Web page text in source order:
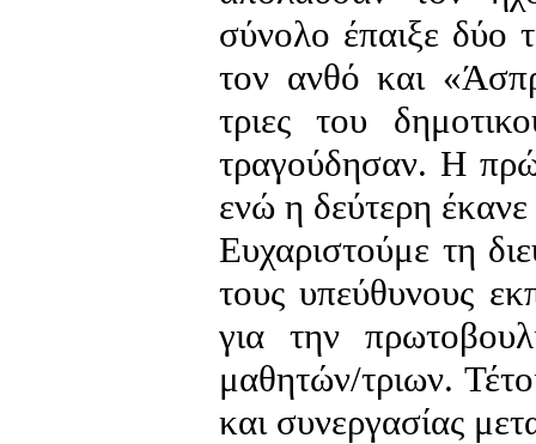
σύνολο έπαιξε δύο
τον ανθό και
τριες του
τραγούδησαν. Η
ενώ η δεύτερη
Ευχαριστούμε τη
τους υπεύθυνους
για την
μαθητών/τριων.
και συνεργασίας